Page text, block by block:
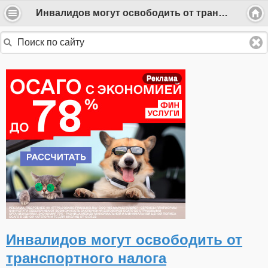
Инвалидов могут освободить от транспортного налога
Реклама
Инвалидов могут освободить от
транспортного налога